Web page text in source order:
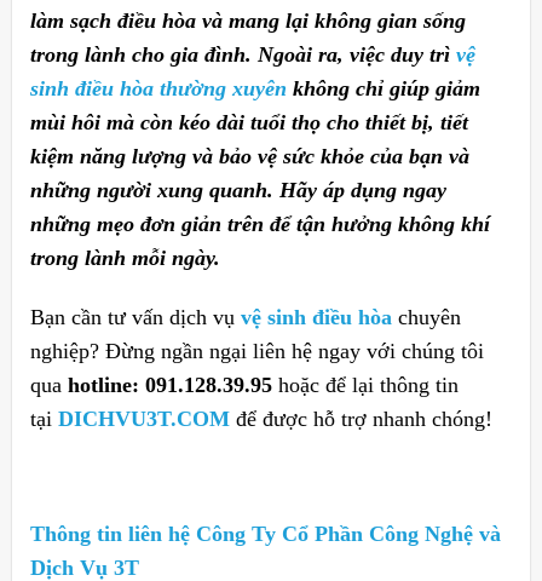
làm sạch điều hòa và mang lại không gian sống
trong lành cho gia đình. Ngoài ra, việc duy trì vệ
sinh điều hòa thường xuyên không chỉ giúp giảm
mùi hôi mà còn kéo dài tuổi thọ cho thiết bị, tiết
kiệm năng lượng và bảo vệ sức khỏe của bạn và
những người xung quanh. Hãy áp dụng ngay
những mẹo đơn giản trên để tận hưởng không khí
trong lành mỗi ngày.
Bạn cần tư vấn dịch vụ vệ sinh điều hòa chuyên
nghiệp? Đừng ngần ngại liên hệ ngay với chúng tôi
qua hotline: 091.128.39.95hoặc để lại thông tin
tại DICHVU3T.COM để được hỗ trợ nhanh chóng!
Thông tin liên hệ Công Ty Cổ Phần Công Nghệ và
Dịch Vụ 3T